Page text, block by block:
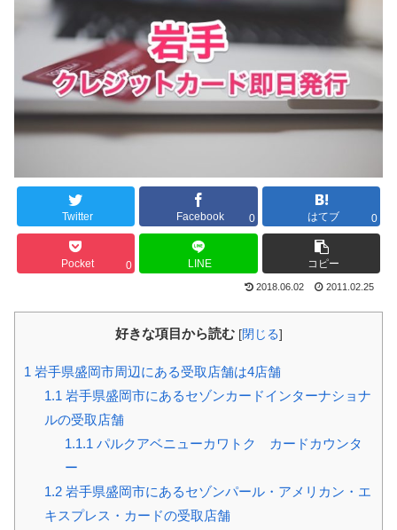
Twitter Facebook 0 はてブ 0
Pocket 0 LINE コピー
2018.06.02 2011.02.25
好きな項目から読む [閉じる]
1 岩手県盛岡市周辺にある受取店舗は4店舗
1.1 岩手県盛岡市にあるセゾンカードインターナショナ
ルの受取店舗
1.1.1 パルクアベニューカワトク カードカウンタ
ー
1.2岩手県盛岡市にあるセゾンパール・アメリカン・エ
キスプレス・カードの受取店舗